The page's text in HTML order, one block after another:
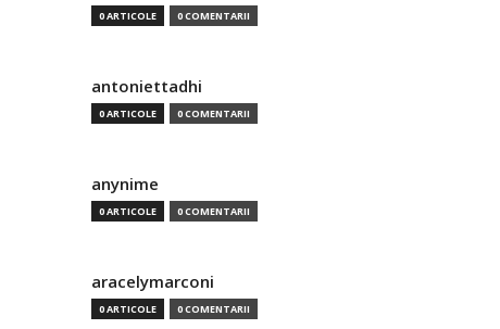
0 ARTICOLE 0 COMENTARII
antoniettadhi
0 ARTICOLE 0 COMENTARII
anynime
0 ARTICOLE 0 COMENTARII
aracelymarconi
0 ARTICOLE 0 COMENTARII